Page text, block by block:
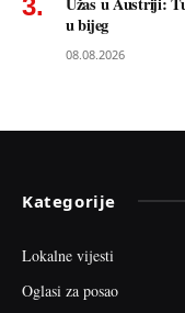
u bijeg
08.08.2026
Kategorije
Lokalne vijesti
Oglasi za posao